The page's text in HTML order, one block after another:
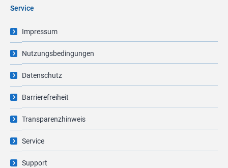
Service
Impressum
Nutzungsbedingungen
Datenschutz
Barrierefreiheit
Transparenzhinweis
Service
Support